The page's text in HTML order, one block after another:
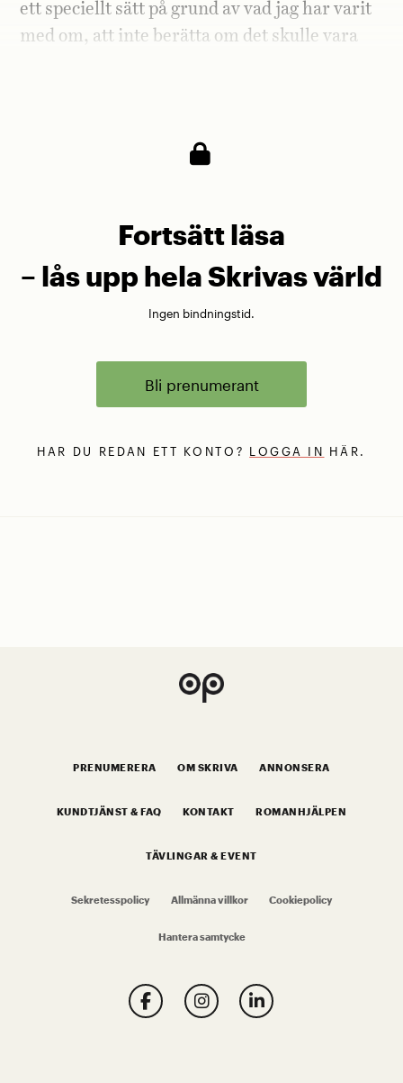
ett speciellt sätt på grund av vad jag har varit
med om, att inte berätta om det skulle vara
Fortsätt läsa
– lås upp hela Skrivas värld
Ingen bindningstid.
Bli prenumerant
HAR DU REDAN ETT KONTO? LOGGA IN HÄR.
PRENUMERERA OM SKRIVA ANNONSERA
KUNDTJÄNST & FAQ KONTAKT ROMANHJÄLPEN
TÄVLINGAR & EVENT
Sekretesspolicy Allmänna villkor Cookiepolicy
Hantera samtycke